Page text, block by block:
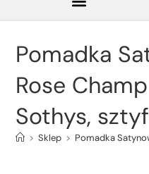
Pomadka
Rose
Sothys,
> Sklep > Pomadka